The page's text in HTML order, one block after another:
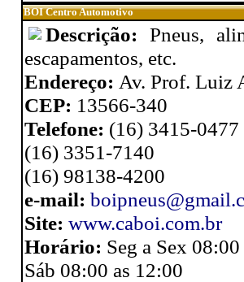
BOI Centro Automotivo
Descrição: Pneus,
escapamentos, etc.
Endereço: Av. Prof. Luiz
CEP: 13566-340
Telefone: (16) 3415-0477
(16) 3351-7140
(16) 98138-4200
e-mail:
Site: www.caboi.com.br
Horário: Seg a Sex
Sáb 08:00 as 12:00